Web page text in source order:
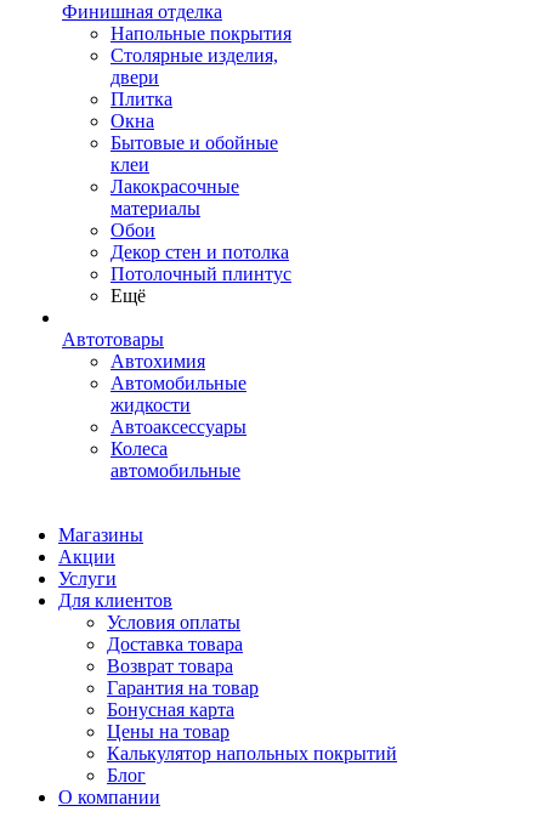
Финишная отделка
Напольные покрытия
Столярные изделия,
двери
Плитка
Окна
Бытовые и обойные
клеи
Лакокрасочные
материалы
Обои
Декор стен и потолка
Потолочный плинтус
Ещё
Автотовары
Автохимия
Автомобильные
жидкости
Автоаксессуары
Колеса
автомобильные
Магазины
Акции
Услуги
Для клиентов
Условия оплаты
Доставка товара
Возврат товара
Гарантия на товар
Бонусная карта
Цены на товар
Калькулятор напольных покрытий
Блог
О компании